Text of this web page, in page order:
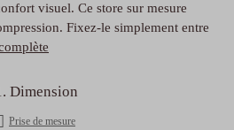
visuel. Ce store sur mesure
Fixez-le simplement entre
Dimension
Prise de mesure